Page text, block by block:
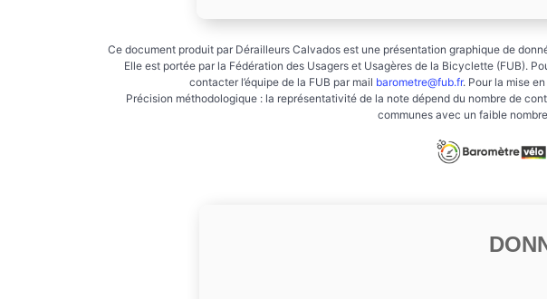
Ce document produit par Dérailleurs Calvados est une présentation graphique de
Elle est portée par la Fédération des Usagers et Usagères de la Bicyclette (FUB).
contacter l’équipe de la FUB par mail barometre@fub.fr. Pour la mise
Précision méthodologique : la représentativité de la note dépend du nombre de
communes avec un faible